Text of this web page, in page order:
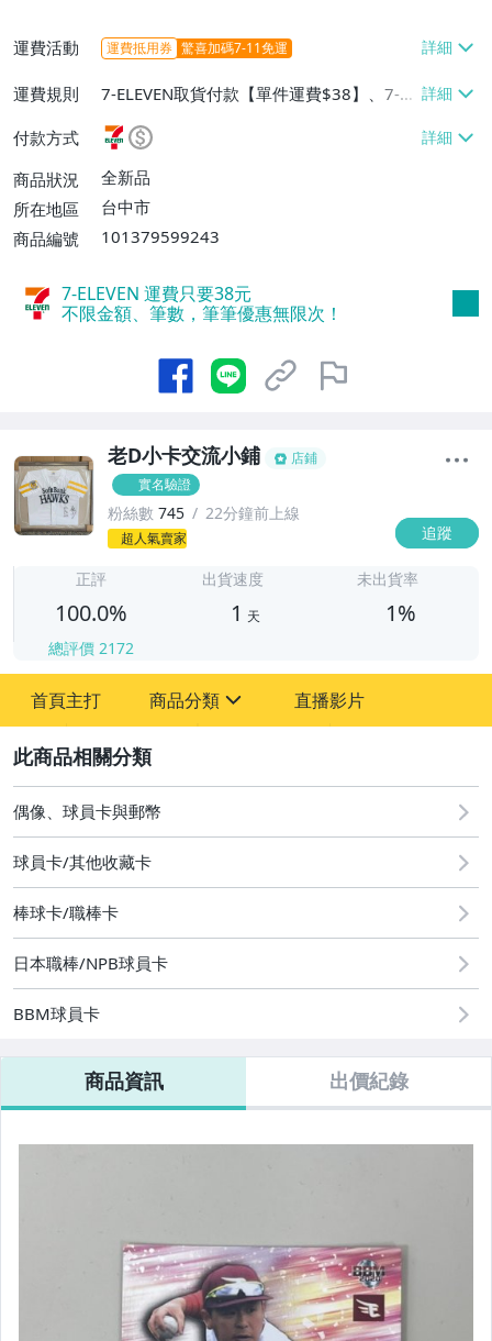
運費活動 運費抵用券 驚喜加碼7-11免運
運費規則
7-ELEVEN取貨付款【單件運費$38】、7-EL
EVEN取貨不付款【單件運費$38】、宅配/
貨運【單件運費$60、消費滿$1000免運
費】、郵局掛號【單件運費$31、滿10件或
消費滿$700免運費】、低溫配送【單件運
付款方式
商品狀況
全新品
所在地區
台中市
商品編號
101379599243
7-ELEVEN 運費只要38元
不限金額、筆數，筆筆優惠無限次！
老D小卡交流小鋪
店鋪
實名驗證
粉絲數 745 22分鐘前上線
超人氣賣家 追蹤
正評
100.0%
總評價 2172
出貨速度
1 天
未出貨率
1%
首頁主打 商品分類
其它
直播影片
偶像、球員卡與郵幣
球員卡/其他收藏卡
棒球卡/職棒卡
日本職棒/NPB球員卡
BBM球員卡
商品資訊 出價紀錄